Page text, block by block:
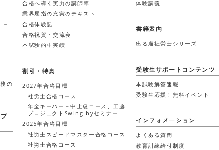
の
合格へ導く実力の講師陣
業界屈指の充実のテキスト
合格体験記
合格祝賀・交流会
本試験的中実績
体験講義
書籍案内
出る順社労士シリーズ
受験生サポートコンテンツ
本試験解答速報
受験生応援！無料イベント
割引・特典
2027年合格目標
社労士合格コース
年金キーパー＋中上級コース、工藤
プロジェクトSwing-byセミナー
2026年合格目標
社労士スピードマスター合格コース
社労士合格コース
インフォメーション
よくある質問
教育訓練給付制度